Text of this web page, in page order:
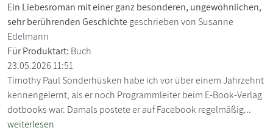
Ein Liebesroman mit einer ganz besonderen, ungewöhnlichen,
sehr berührenden Geschichtegeschrieben von Susanne
Edelmann
Für Produktart: Buch
23.05.2026 11:51
Timothy Paul Sonderhüsken habe ich vor über einem Jahrzehnt
kennengelernt, als er noch Programmleiter beim E-Book-Verlag
dotbooks war. Damals postete er auf Facebook regelmäßig...
weiterlesen